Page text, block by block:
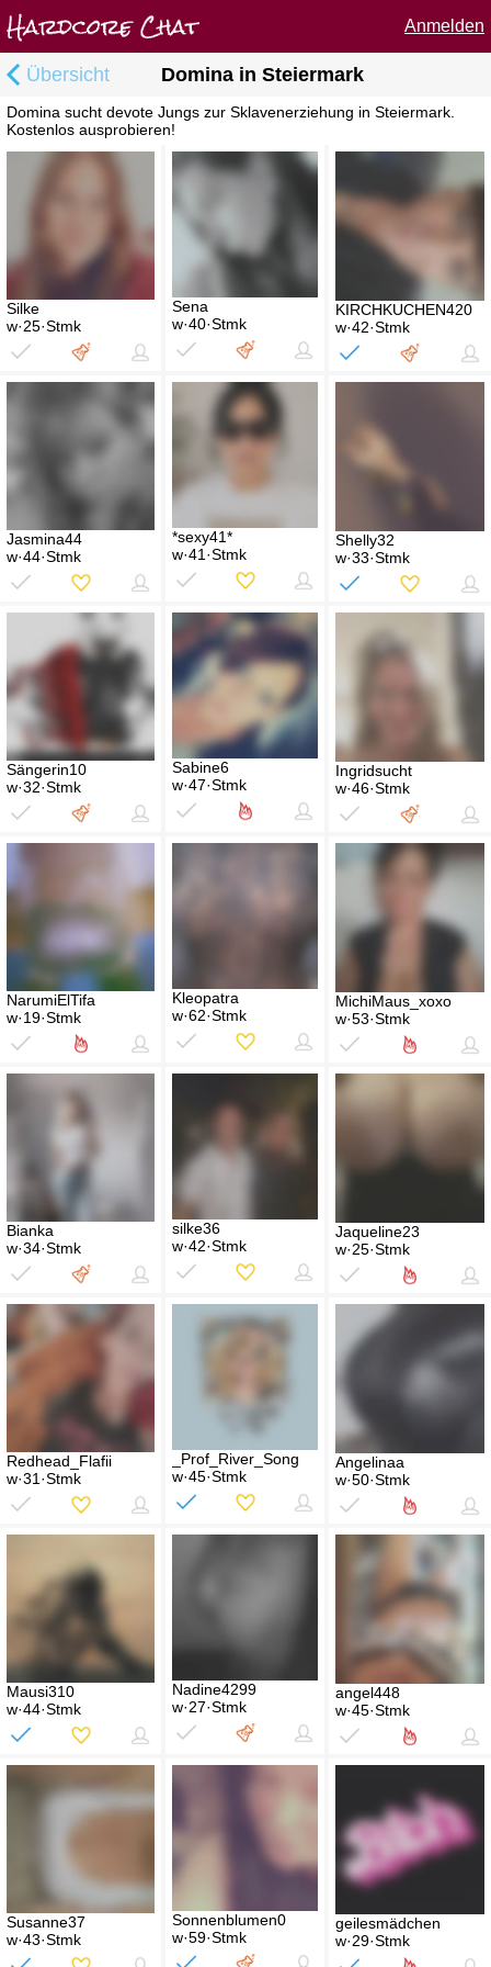
Anmelden
Übersicht Domina in Steiermark
Domina sucht devote Jungs zur Sklavenerziehung in Steiermark.
Kostenlos ausprobieren!
Silke
w·25·Stmk
Sena
w·40·Stmk
KIRCHKUCHEN420
w·42·Stmk
Jasmina44
w·44·Stmk
*sexy41*
w·41·Stmk
Shelly32
w·33·Stmk
Sängerin10
w·32·Stmk
Sabine6
w·47·Stmk
Ingridsucht
w·46·Stmk
NarumiElTifa
w·19·Stmk
Kleopatra
w·62·Stmk
MichiMaus_xoxo
w·53·Stmk
Bianka
w·34·Stmk
silke36
w·42·Stmk
Jaqueline23
w·25·Stmk
Redhead_Flafii
w·31·Stmk
_Prof_River_Song
w·45·Stmk
Angelinaa
w·50·Stmk
Mausi310
w·44·Stmk
Nadine4299
w·27·Stmk
angel448
w·45·Stmk
Susanne37
w·43·Stmk
Sonnenblumen0
w·59·Stmk
geilesmädchen
w·29·Stmk